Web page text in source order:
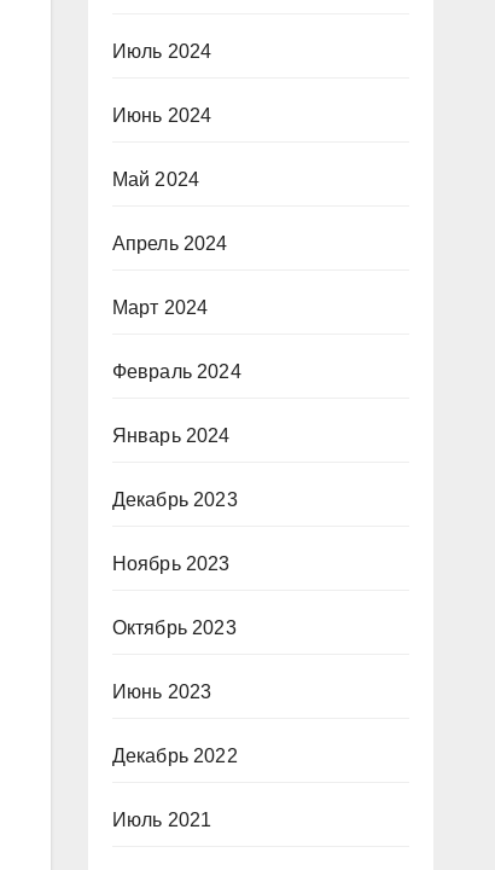
Июль 2024
Июнь 2024
Май 2024
Апрель 2024
Март 2024
Февраль 2024
Январь 2024
Декабрь 2023
Ноябрь 2023
Октябрь 2023
Июнь 2023
Декабрь 2022
Июль 2021